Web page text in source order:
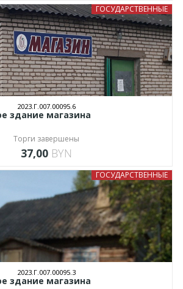
ГОСУДАРСТВЕННЫЕ
2023.Г.007.00095.6
здание магазина
Торги завершены
37,00 BYN
ГОСУДАРСТВЕННЫЕ
2023.Г.007.00095.3
здание магазина